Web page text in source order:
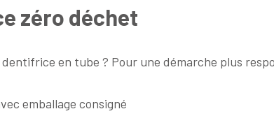
zéro déchet
en tube ? Pour une démarche plus
emballage consigné